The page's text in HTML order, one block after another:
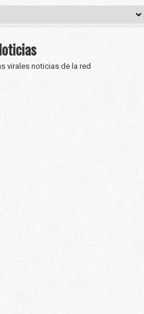
virales noticias de la red